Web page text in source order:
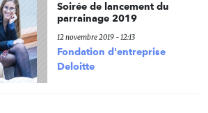
Soirée de lancement du
parrainage 2019
12 novembre 2019 - 12:13
Fondation d'entreprise
Deloitte